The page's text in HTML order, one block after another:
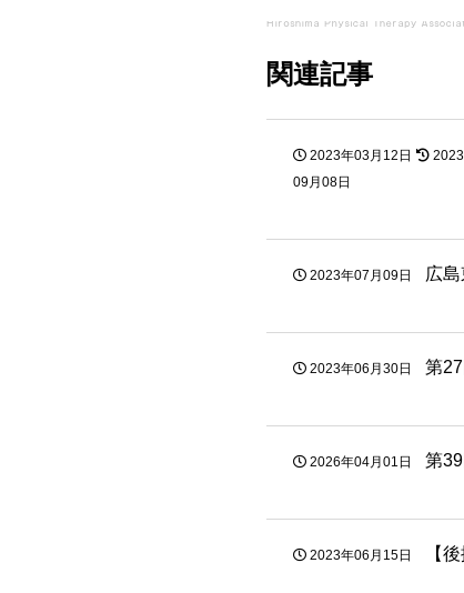
関連記事
2023年03月12日
09月08日
2023年07月09日 広
2023年06月30日 第
2026年04月01日 第
2023年06月15日 【